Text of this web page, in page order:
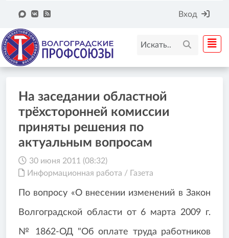
Вход
На заседании областной
трёхсторонней комиссии
приняты решения по
актуальным вопросам
30 июня 2011 (08:32)
Информационная работа / Газета
По вопросу «О внесении изменений в Закон
Волгоградской области от 6 марта 2009 г.
№ 1862-ОД "Об оплате труда работников